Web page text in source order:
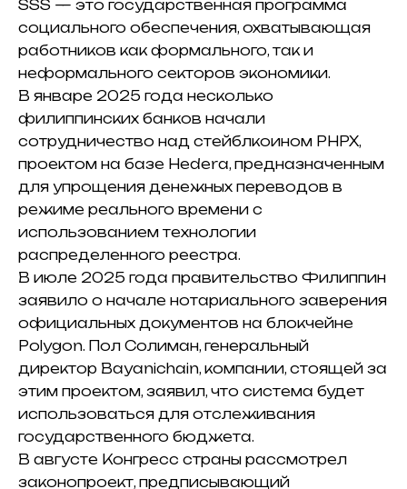
SSS — это государственная программа
социального обеспечения, охватывающая
работников как формального, так и
неформального секторов экономики.
В январе 2025 года несколько
филиппинских банков начали
сотрудничество над стейблкоином PHPX,
проектом на базе Hedera, предназначенным
для упрощения денежных переводов в
режиме реального времени с
использованием технологии
распределенного реестра.
В июле 2025 года правительство Филиппин
заявило о начале нотариального заверения
официальных документов на блокчейне
Polygon. Пол Солиман, генеральный
директор Bayanichain, компании, стоящей за
этим проектом, заявил, что система будет
использоваться для отслеживания
государственного бюджета.
В августе Конгресс страны рассмотрел
законопроект, предписывающий